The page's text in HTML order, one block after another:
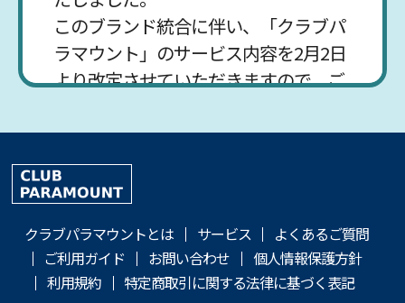
このブランド統合に伴い、「クラブパ
ラマウント」のサービス内容を2月2日
より改定させていただきますので、ご
2022年03月31日
利用規約改定のお知らせ(改定日
2022年4月1日)
利用規約改定のお知らせ(改定日2022
クラブパラマウントとは サービス
よくあるご質問
ご利用ガイド
お問い合わせ
個人情報保護方針
利用規約
特定商取引に関する法律に基づく表記